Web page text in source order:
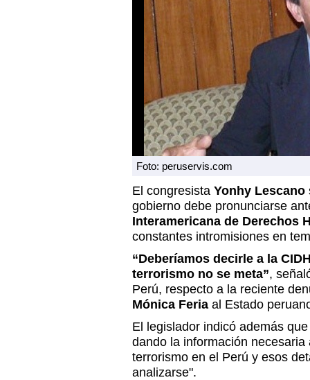
Foto: peruservis.com
El congresista Yonhy Lescano
gobierno debe pronunciarse
Interamericana de Derechos
constantes intromisiones en
“Deberíamos decirle a la
terrorismo no se meta”,
Perú, respecto a la reciente
Mónica Feria al Estado
El legislador indicó además
dando la información
terrorismo en el Perú y esos
analizarse".